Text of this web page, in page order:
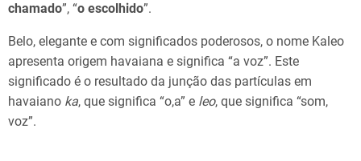
chamado”, “o escolhido”.
Belo, elegante e com significados poderosos, o nome Kaleo
apresenta origem havaiana e significa “a voz”. Este
significado é o resultado da junção das partículas em
havaiano ka, que significa “o,a” e leo, que significa “som,
voz”.